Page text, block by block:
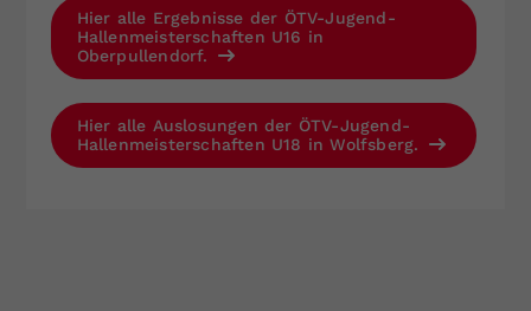
Hier alle Ergebnisse der ÖTV-Jugend-
Hallenmeisterschaften U16 in
Oberpullendorf.
Hier alle Auslosungen der ÖTV-Jugend-
Hallenmeisterschaften U18 in Wolfsberg.